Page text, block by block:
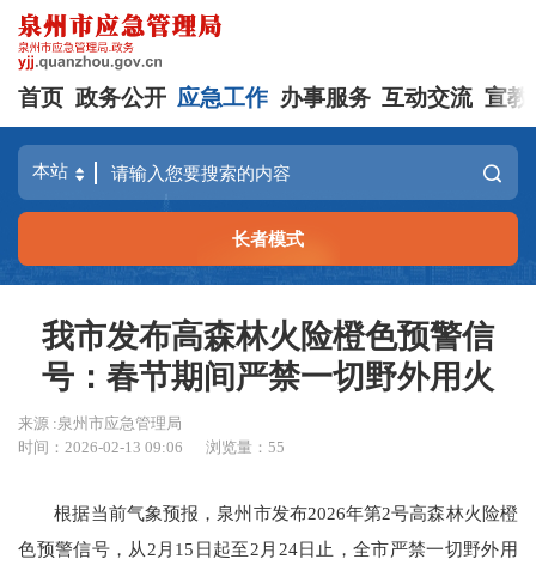
首页 政务公开 应急工作 办事服务 互动交流 宣教
长者模式
我市发布高森林火险橙色预警信
号：春节期间严禁一切野外用火
来源 :泉州市应急管理局
时间：2026-02-13 09:06
浏览量：55
根据当前气象预报，泉州市发布2026年第2号高森林火险橙
色预警信号，从2月15日起至2月24日止，全市严禁一切野外用